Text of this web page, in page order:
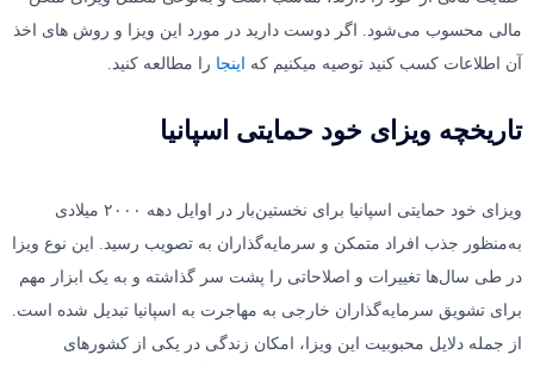
مالی محسوب می‌شود. اگر دوست دارید در مورد این ویزا و روش های اخذ
آن اطلاعات کسب کنید توصیه میکنیم که
اینجا را مطالعه کنید.
تاریخچه ویزای خود حمایتی اسپانیا
ویزای خود حمایتی اسپانیا برای نخستین‌بار در اوایل دهه ۲۰۰۰ میلادی
به‌منظور جذب افراد متمکن و سرمایه‌گذاران به تصویب رسید. این نوع ویزا
در طی سال‌ها تغییرات و اصلاحاتی را پشت سر گذاشته و به یک ابزار مهم
برای تشویق سرمایه‌گذاران خارجی به مهاجرت به اسپانیا تبدیل شده است.
از جمله دلایل محبوبیت این ویزا، امکان زندگی در یکی از کشورهای